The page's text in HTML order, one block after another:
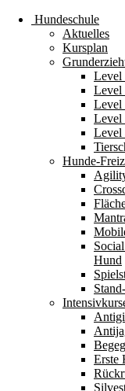
Hundeschule
Aktuelles
Kursplan
Level
Level
Level
Level
Level
Hunde-
Hund
Erste